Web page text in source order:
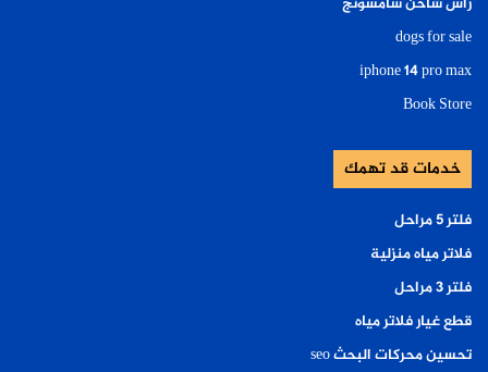
dogs for sale
iphone 14 pro max
Book Store
خدمات قد تهمك
فلتر ٥ مراحل
فلاتر مياه منزلية
فلتر ٣ مراحل
قطع غيار فلاتر مياه
تحسين محركات البحث seo